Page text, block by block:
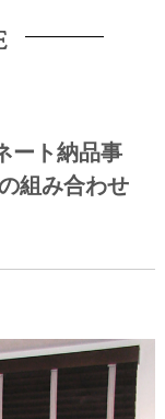
ート納品事
組み合わせ